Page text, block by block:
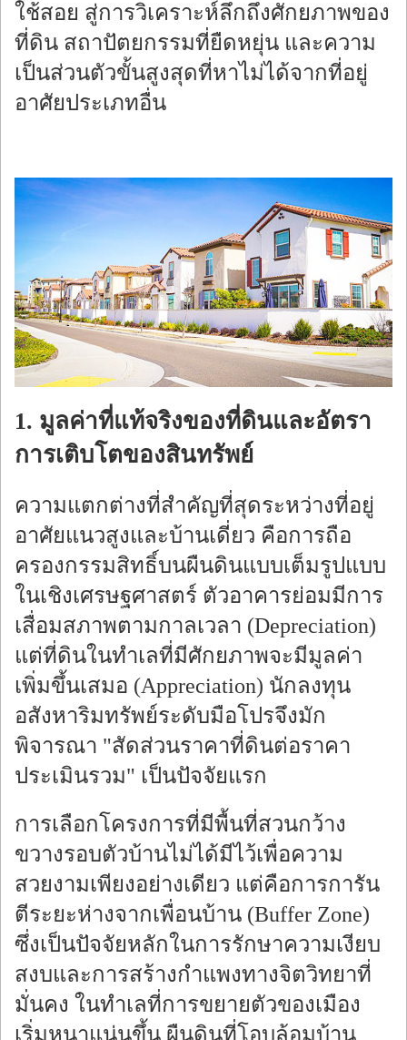
ใช้สอย สู่การวิเคราะห์ลึกถึงศักยภาพของ
ที่ดิน สถาปัตยกรรมที่ยืดหยุ่น และความ
เป็นส่วนตัวขั้นสูงสุดที่หาไม่ได้จากที่อยู่
อาศัยประเภทอื่น
1. มูลค่าที่แท้จริงของที่ดินและอัตรา
การเติบโตของสินทรัพย์
ความแตกต่างที่สำคัญที่สุดระหว่างที่อยู่
อาศัยแนวสูงและบ้านเดี่ยว คือการถือ
ครองกรรมสิทธิ์บนผืนดินแบบเต็มรูปแบบ
ในเชิงเศรษฐศาสตร์ ตัวอาคารย่อมมีการ
เสื่อมสภาพตามกาลเวลา (Depreciation)
แต่ที่ดินในทำเลที่มีศักยภาพจะมีมูลค่า
เพิ่มขึ้นเสมอ (Appreciation) นักลงทุน
อสังหาริมทรัพย์ระดับมือโปรจึงมัก
พิจารณา "สัดส่วนราคาที่ดินต่อราคา
ประเมินรวม" เป็นปัจจัยแรก
การเลือกโครงการที่มีพื้นที่สวนกว้าง
ขวางรอบตัวบ้านไม่ได้มีไว้เพื่อความ
สวยงามเพียงอย่างเดียว แต่คือการการัน
ตีระยะห่างจากเพื่อนบ้าน (Buffer Zone)
ซึ่งเป็นปัจจัยหลักในการรักษาความเงียบ
สงบและการสร้างกำแพงทางจิตวิทยาที่
มั่นคง ในทำเลที่การขยายตัวของเมือง
เริ่มหนาแน่นขึ้น ผืนดินที่โอบล้อมบ้าน